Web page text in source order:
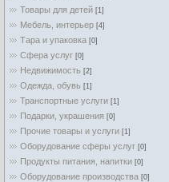
Товары для детей [1]
Мебель, интерьер [4]
Тара и упаковка [0]
Cфера услуг [0]
Недвижимость [2]
Одежда, обувь [1]
Транспортные услуги [1]
Подарки, украшения [0]
Прочие товары и услуги [1]
Оборудование сферы услуг [0]
Продукты питания, напитки [0]
Оборудование производства [0]